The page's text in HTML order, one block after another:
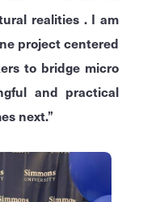
realities . I am
project centered
to bridge micro
and practical
next.”